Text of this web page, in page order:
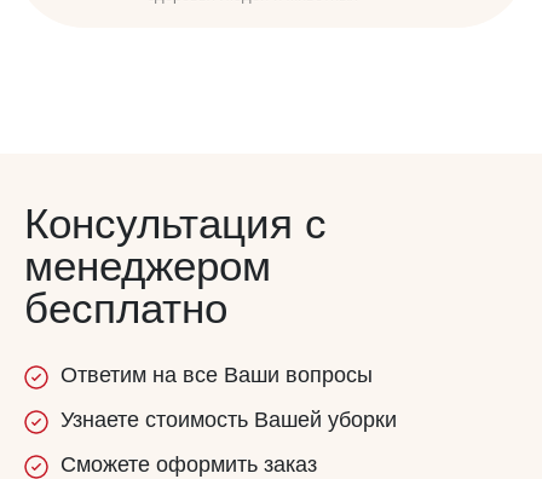
Консультация с
менеджером
бесплатно
Ответим на все Ваши вопросы
Узнаете стоимость Вашей уборки
Сможете оформить заказ